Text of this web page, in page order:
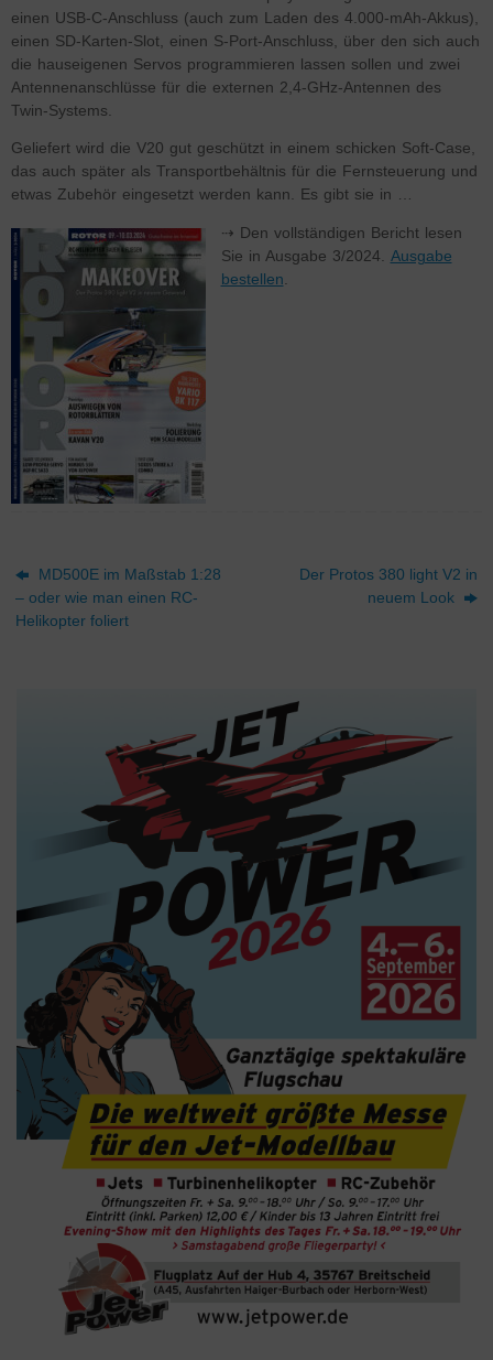
einen USB-C-Anschluss (auch zum Laden des 4.000-mAh-Akkus),
einen SD-Karten-Slot, einen S-Port-Anschluss, über den sich auch
die hauseigenen Servos programmieren lassen sollen und zwei
Antennenanschlüsse für die externen 2,4-GHz-Antennen des
Twin-Systems.
Geliefert wird die V20 gut geschützt in einem schicken Soft-Case,
das auch später als Transportbehältnis für die Fernsteuerung und
etwas Zubehör eingesetzt werden kann. Es gibt sie in …
⇢ Den vollständigen Bericht lesen
Sie in Ausgabe 3/2024. Ausgabe
bestellen
MD500E im Maßstab 1:28
– oder wie man einen RC-
Helikopter foliert
Der Protos 380 light V2 in
neuem Look